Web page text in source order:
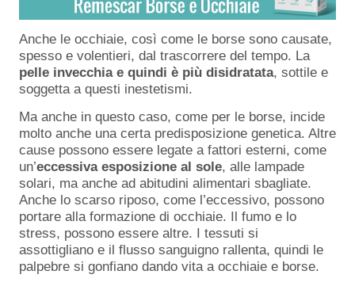
Anche le occhiaie, così come le borse sono causate,
spesso e volentieri, dal trascorrere del tempo. La
pelle invecchia e quindi è più disidratata, sottile e
soggetta a questi inestetismi.
Ma anche in questo caso, come per le borse, incide
molto anche una certa predisposizione genetica. Altre
cause possono essere legate a fattori esterni, come
un’eccessiva esposizione al sole, alle lampade
solari, ma anche ad abitudini alimentari sbagliate.
Anche lo scarso riposo, come l’eccessivo, possono
portare alla formazione di occhiaie. Il fumo e lo
stress, possono essere altre. I tessuti si
assottigliano e il flusso sanguigno rallenta, quindi le
palpebre si gonfiano dando vita a occhiaie e borse.